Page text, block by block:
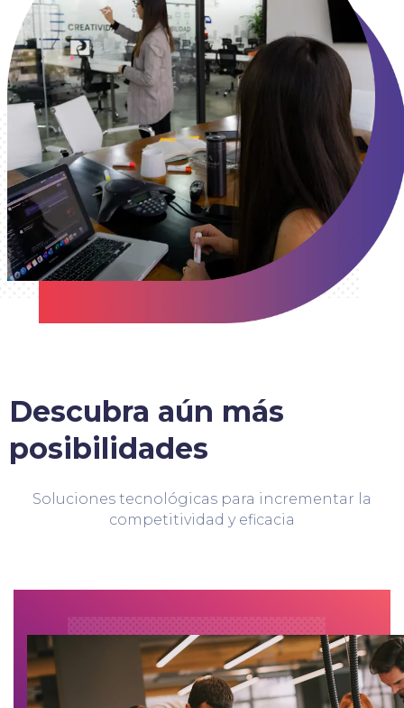
Descubra aún más
posibilidades
Soluciones tecnológicas para incrementar la
competitividad y eficacia